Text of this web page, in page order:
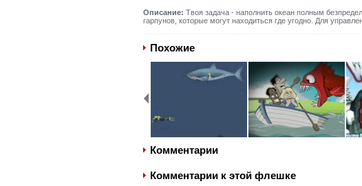
Описание: Твоя задача - наполнить океан полным
гарпунов, которые могут находиться где угодно. Для
Похожие
Комментарии
Комментарии к этой флешке